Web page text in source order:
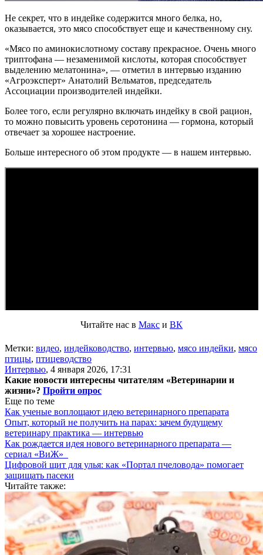
Не секрет, что в индейке содержится много белка, но,
оказывается, это мясо способствует еще и качественному сну.
«Мясо по аминокислотному составу прекрасное. Очень много
триптофана — незаменимой кислоты, которая способствует
выделению мелатонина», — отметил в интервью изданию
«Агроэксперт» Анатолий Вельматов, председатель
Ассоциации производителей индейки.
Более того, если регулярно включать индейку в свой рацион,
то можно повысить уровень серотонина — гормона, который
отвечает за хорошее настроение.
Больше интересного об этом продукте — в нашем интервью.
Читайте нас в Макс и ВК
Метки: видео, индейководство, интервью, мясо индейки, мясо
птицы, птицеводство
Интервью, 4 января 2026, 17:31
Какие новости интересны читателям «Ветеринарии и
жизни»? Пройти опрос
Еще по теме
Как ученые воплощают идею ветеринарного препарата
Опыт, который не получить на парах: зачем будущему
ветеринару практика — интервью
Как рождается идея нового ветеринарного препарата —
сериал «ВиЖ»
Цифровой щит для улья: как «Портал пчеловода» помогает
защищать пасеки
Читайте также: